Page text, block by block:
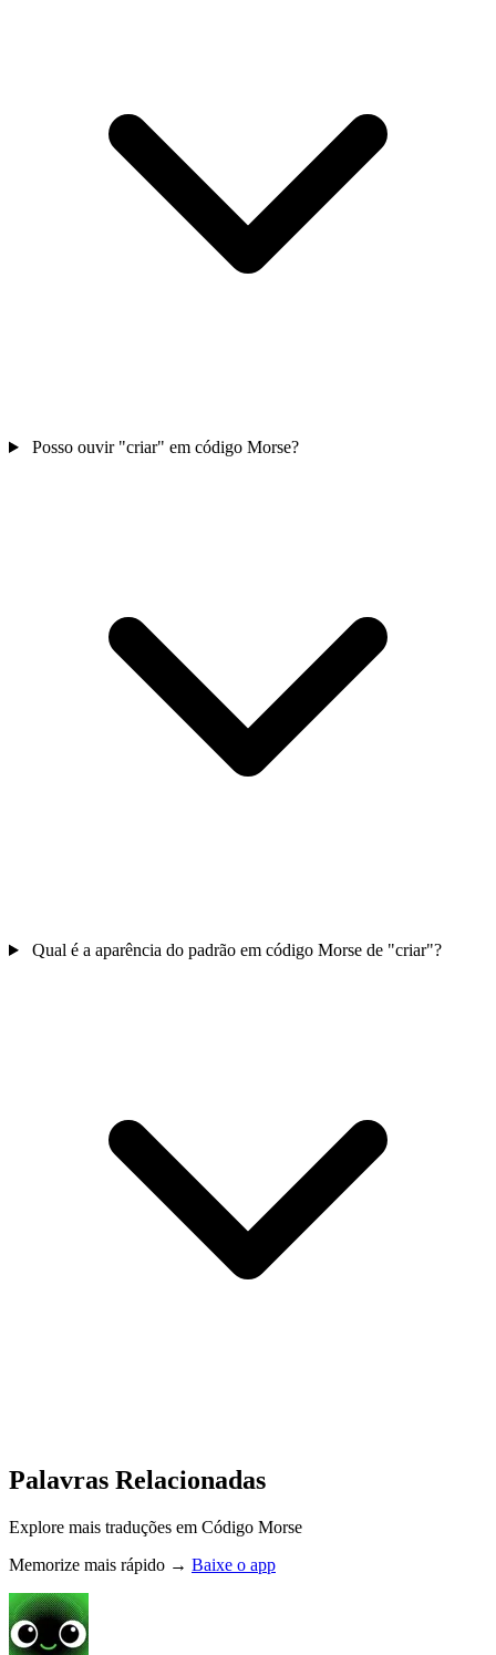
Posso ouvir "criar" em código Morse?
Qual é a aparência do padrão em código Morse de "criar"?
Palavras Relacionadas
Explore mais traduções em Código Morse
Memorize mais rápido → Baixe o app